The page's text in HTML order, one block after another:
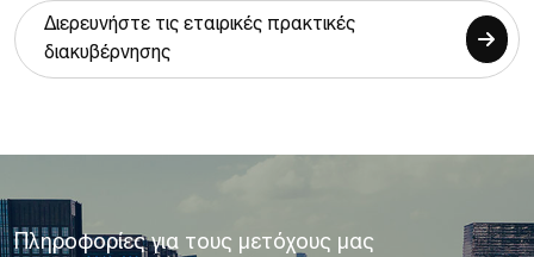
Διερευνήστε τις εταιρικές πρακτικές
διακυβέρνησης
Πληροφορίες για τους μετόχους μας